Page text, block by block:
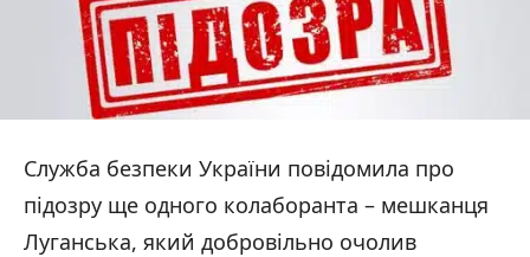
Служба безпеки України повідомила про
підозру ще одного колаборанта – мешканця
Луганська, який добровільно очолив